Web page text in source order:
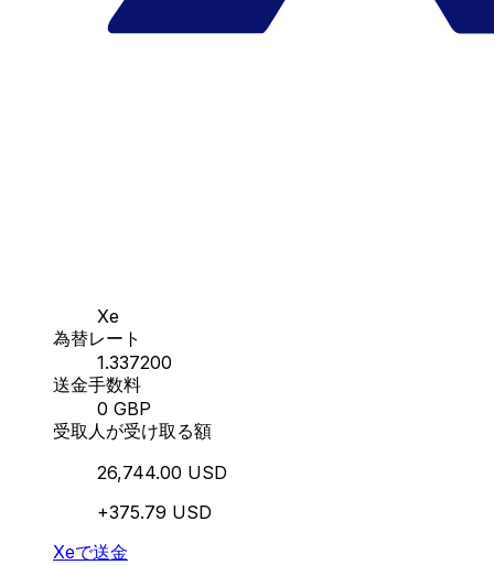
Xe
為替レート
1.337200
送金手数料
0 GBP
受取人が受け取る額
26,744.00 USD
+375.79 USD
Xeで送金